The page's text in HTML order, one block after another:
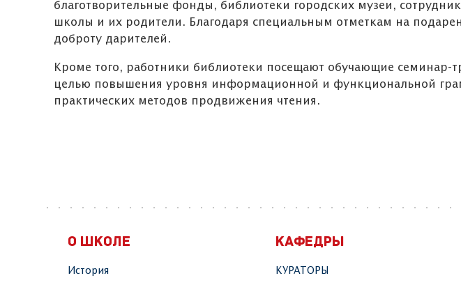
благотворительные фонды, библиотеки городских музеи,
школы и их родители. Благодаря специальным отметкам на
доброту дарителей.
Кроме того, работники библиотеки посещают обучающие
целью повышения уровня информационной и функциональной
практических методов продвижения чтения.
О ШКОЛЕ
История
КАФЕДРЫ
КУРАТОРЫ